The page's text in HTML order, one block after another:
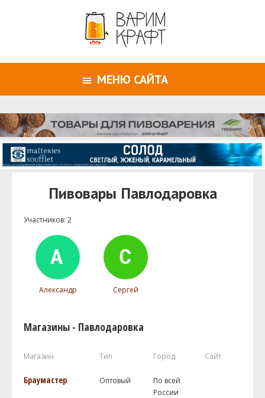
МЕНЮ САЙТА
Пивовары Павлодаровка
Участников: 2
Александр Сергей
Магазины - Павлодаровка
Магазин Тип Город Сайт
Браумастер Оптовый
По всей
России